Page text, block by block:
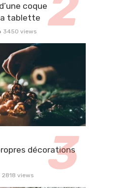
coque
tablette
3450 views
décorations
2818 views